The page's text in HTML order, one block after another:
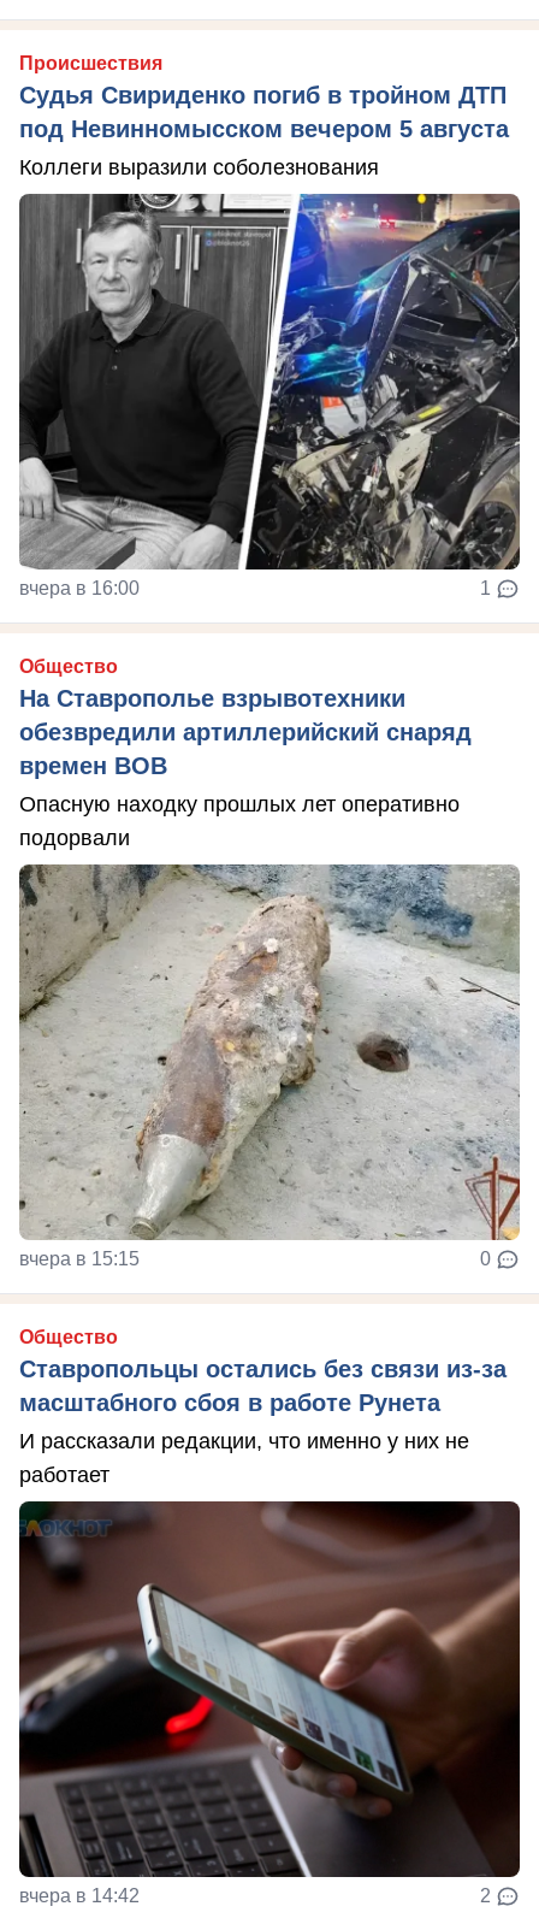
Происшествия
Судья Свириденко погиб в тройном ДТП
под Невинномысском вечером 5 августа
Коллеги выразили соболезнования
вчера в 16:00 1
Общество
На Ставрополье взрывотехники
обезвредили артиллерийский снаряд
времен ВОВ
Опасную находку прошлых лет оперативно
подорвали
вчера в 15:15 0
Общество
Ставропольцы остались без связи из-за
масштабного сбоя в работе Рунета
И рассказали редакции, что именно у них не
работает
вчера в 14:42 2